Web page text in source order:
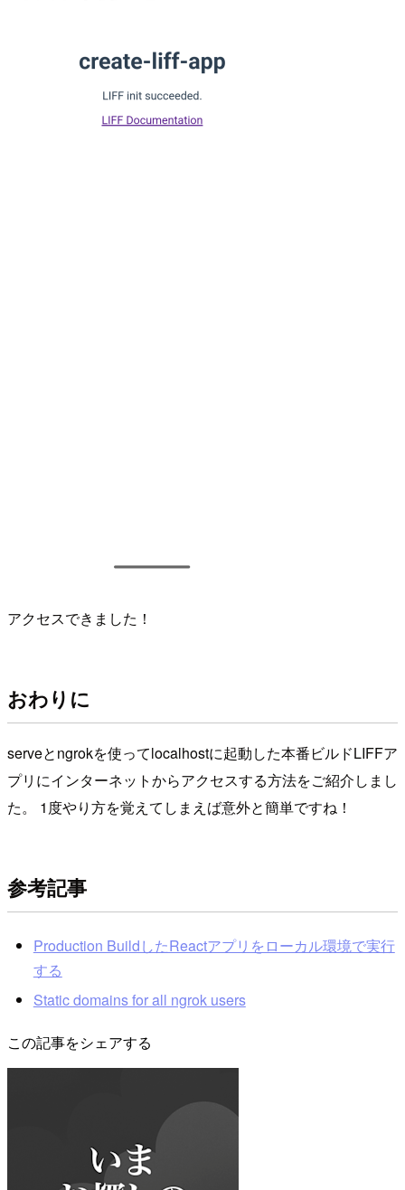
アクセスできました！
おわりに
serveとngrokを使ってlocalhostに起動した本番ビルドLIFFア
プリにインターネットからアクセスする方法をご紹介しまし
た。 1度やり方を覚えてしまえば意外と簡単ですね！
参考記事
Production BuildしたReactアプリをローカル環境で実行
する
Static domains for all ngrok users
この記事をシェアする